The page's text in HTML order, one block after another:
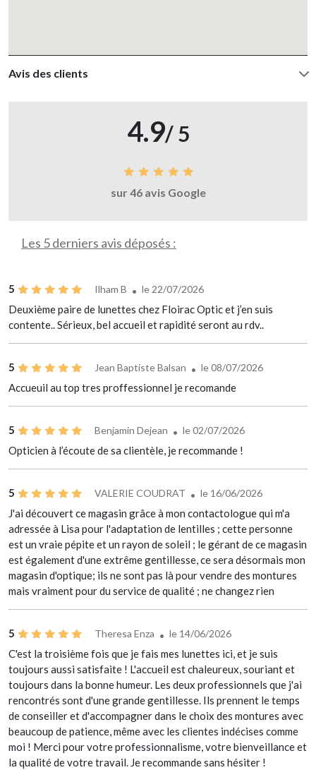
Avis des clients
4.9/ 5
sur 46 avis Google
Les 5 derniers avis déposés :
5 Ilham B le 22/07/2026
Deuxième paire de lunettes chez Floirac Optic et j’en suis
contente.. Sérieux, bel accueil et rapidité seront au rdv..
5 Jean Baptiste Balsan le 08/07/2026
Accueuil au top tres proffessionnel je recomande
5 Benjamin Dejean le 02/07/2026
Opticien à l’écoute de sa clientèle, je recommande !
5 VALERIE COUDRAT le 16/06/2026
J'ai découvert ce magasin grâce à mon contactologue qui m'a
adressée à Lisa pour l'adaptation de lentilles ; cette personne
est un vraie pépite et un rayon de soleil ; le gérant de ce magasin
est également d'une extrême gentillesse, ce sera désormais mon
magasin d'optique; ils ne sont pas là pour vendre des montures
mais vraiment pour du service de qualité ; ne changez rien
5 Theresa Enza le 14/06/2026
C'est la troisième fois que je fais mes lunettes ici, et je suis
toujours aussi satisfaite ! L'accueil est chaleureux, souriant et
toujours dans la bonne humeur. Les deux professionnels que j'ai
rencontrés sont d'une grande gentillesse. Ils prennent le temps
de conseiller et d'accompagner dans le choix des montures avec
beaucoup de patience, même avec les clientes indécises comme
moi ! Merci pour votre professionnalisme, votre bienveillance et
la qualité de votre travail. Je recommande sans hésiter !